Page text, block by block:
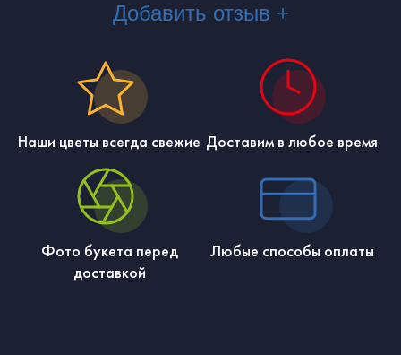
Добавить отзыв +
Наши цветы всегда свежие Доставим в любое время
Фото букета перед
доставкой
Любые способы оплаты